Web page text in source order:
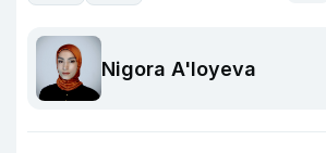
Nigora A'loyeva